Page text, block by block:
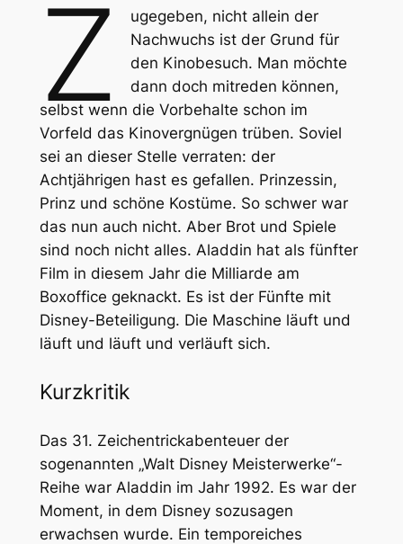
Z
ugegeben, nicht allein der
Nachwuchs ist der Grund für
den Kinobesuch. Man möchte
dann doch mitreden können,
selbst wenn die Vorbehalte schon im
Vorfeld das Kinovergnügen trüben. Soviel
sei an dieser Stelle verraten: der
Achtjährigen hast es gefallen. Prinzessin,
Prinz und schöne Kostüme. So schwer war
das nun auch nicht. Aber Brot und Spiele
sind noch nicht alles. Aladdin hat als fünfter
Film in diesem Jahr die Milliarde am
Boxoffice geknackt. Es ist der Fünfte mit
Disney-Beteiligung. Die Maschine läuft und
läuft und läuft und verläuft sich.
Kurzkritik
Das 31. Zeichentrickabenteuer der
sogenannten „Walt Disney Meisterwerke“-
Reihe war Aladdin im Jahr 1992. Es war der
Moment, in dem Disney sozusagen
erwachsen wurde. Ein temporeiches